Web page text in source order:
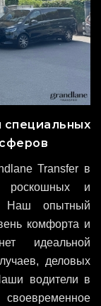
Transfer в
роскошных и
Наш опытный
комфорта и
идеальной
деловых
водители в